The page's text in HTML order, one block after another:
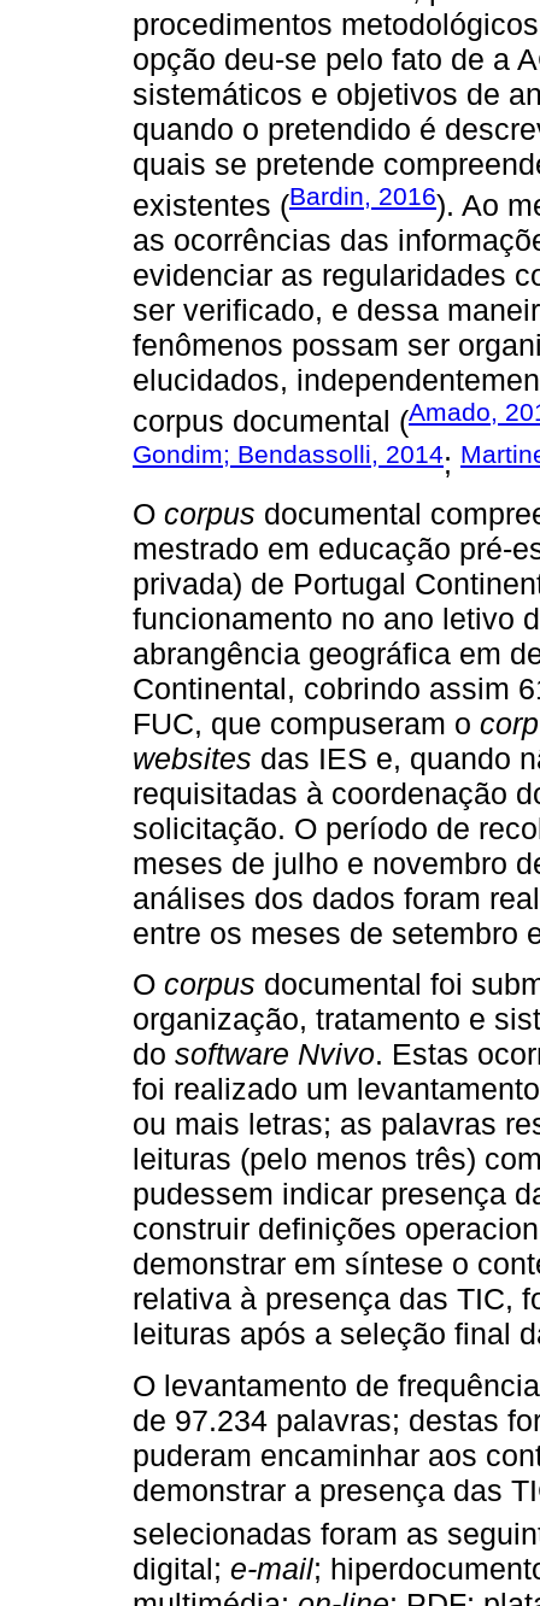
procedimentos
opção deu-se pelo fato de a
sistemáticos e objetivos de
quando o pretendido é
quais se pretende
existentes (Bardin, 2016). Ao
as ocorrências das
evidenciar as regularidades
ser verificado, e dessa
fenômenos possam ser
elucidados,
corpus documental (Amado,
Gondim; Bendassolli, 2014;
O corpus documental
mestrado em educação pré-
privada) de Portugal
funcionamento no ano letivo
abrangência geográfica em
Continental, cobrindo assim
FUC, que compuseram o
websites das IES e, quando
requisitadas à coordenação
solicitação. O período de
meses de julho e novembro
análises dos dados foram
entre os meses de setembro
O corpus documental foi
organização, tratamento e
do software Nvivo. Estas
foi realizado um
ou mais letras; as palavras
leituras (pelo menos três)
pudessem indicar presença
construir definições
demonstrar em síntese o
relativa à presença das TIC,
leituras após a seleção final
O levantamento de
de 97.234 palavras; destas
puderam encaminhar aos
demonstrar a presença das
selecionadas foram as
digital; e-mail;